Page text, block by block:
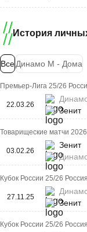
История
ВсеДинамо М - Дома
Премьер-Лига 25/26
22.03.26
Зенит
Товарищеские матчи
03.02.26
Зенит
Кубок России 25/26
27.11.25
Зенит
Кубок России 25/26